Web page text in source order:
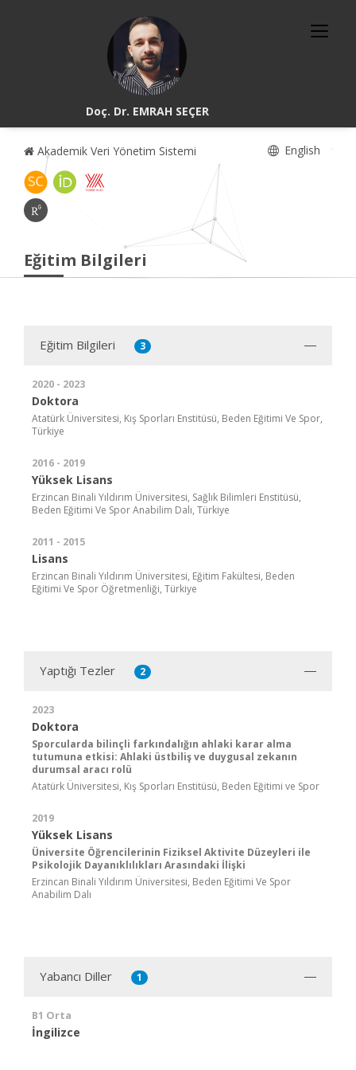
Doç. Dr. EMRAH SEÇER
Akademik Veri Yönetim Sistemi English
Eğitim Bilgileri
Eğitim Bilgileri 3
2020 - 2023
Doktora
Atatürk Üniversitesi, Kış Sporları Enstitüsü, Beden Eğitimi Ve Spor,
Türkiye
2016 - 2019
Yüksek Lisans
Erzincan Binali Yıldırım Üniversitesi, Sağlık Bilimleri Enstitüsü,
Beden Eğitimi Ve Spor Anabilim Dalı, Türkiye
2011 - 2015
Lisans
Erzincan Binali Yıldırım Üniversitesi, Eğitim Fakültesi, Beden
Eğitimi Ve Spor Öğretmenliği, Türkiye
Yaptığı Tezler 2
2023
Doktora
Sporcularda bilinçli farkındalığın ahlaki karar alma
tutumuna etkisi: Ahlaki üstbiliş ve duygusal zekanın
durumsal aracı rolü
Atatürk Üniversitesi, Kış Sporları Enstitüsü, Beden Eğitimi ve Spor
2019
Yüksek Lisans
Üniversite Öğrencilerinin Fiziksel Aktivite Düzeyleri ile
Psikolojik Dayanıklılıkları Arasındaki İlişki
Erzincan Binali Yıldırım Üniversitesi, Beden Eğitimi Ve Spor
Anabilim Dalı
Yabancı Diller 1
B1 Orta
İngilizce